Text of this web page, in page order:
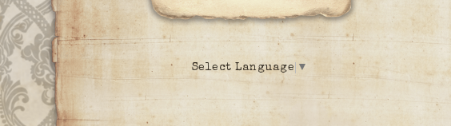
Select Language ▼